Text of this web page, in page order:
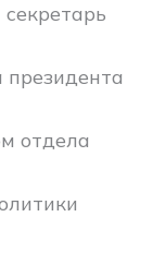
отдела